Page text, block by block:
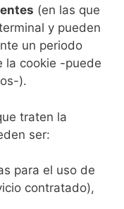
(en las que
y pueden
un periodo
la cookie -puede
).
traten la
ser:
para el uso de
contratado),